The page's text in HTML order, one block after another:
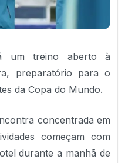
um treino aberto à
preparatório para o
da Copa do Mundo.
concentrada em
começam com
durante a manhã de